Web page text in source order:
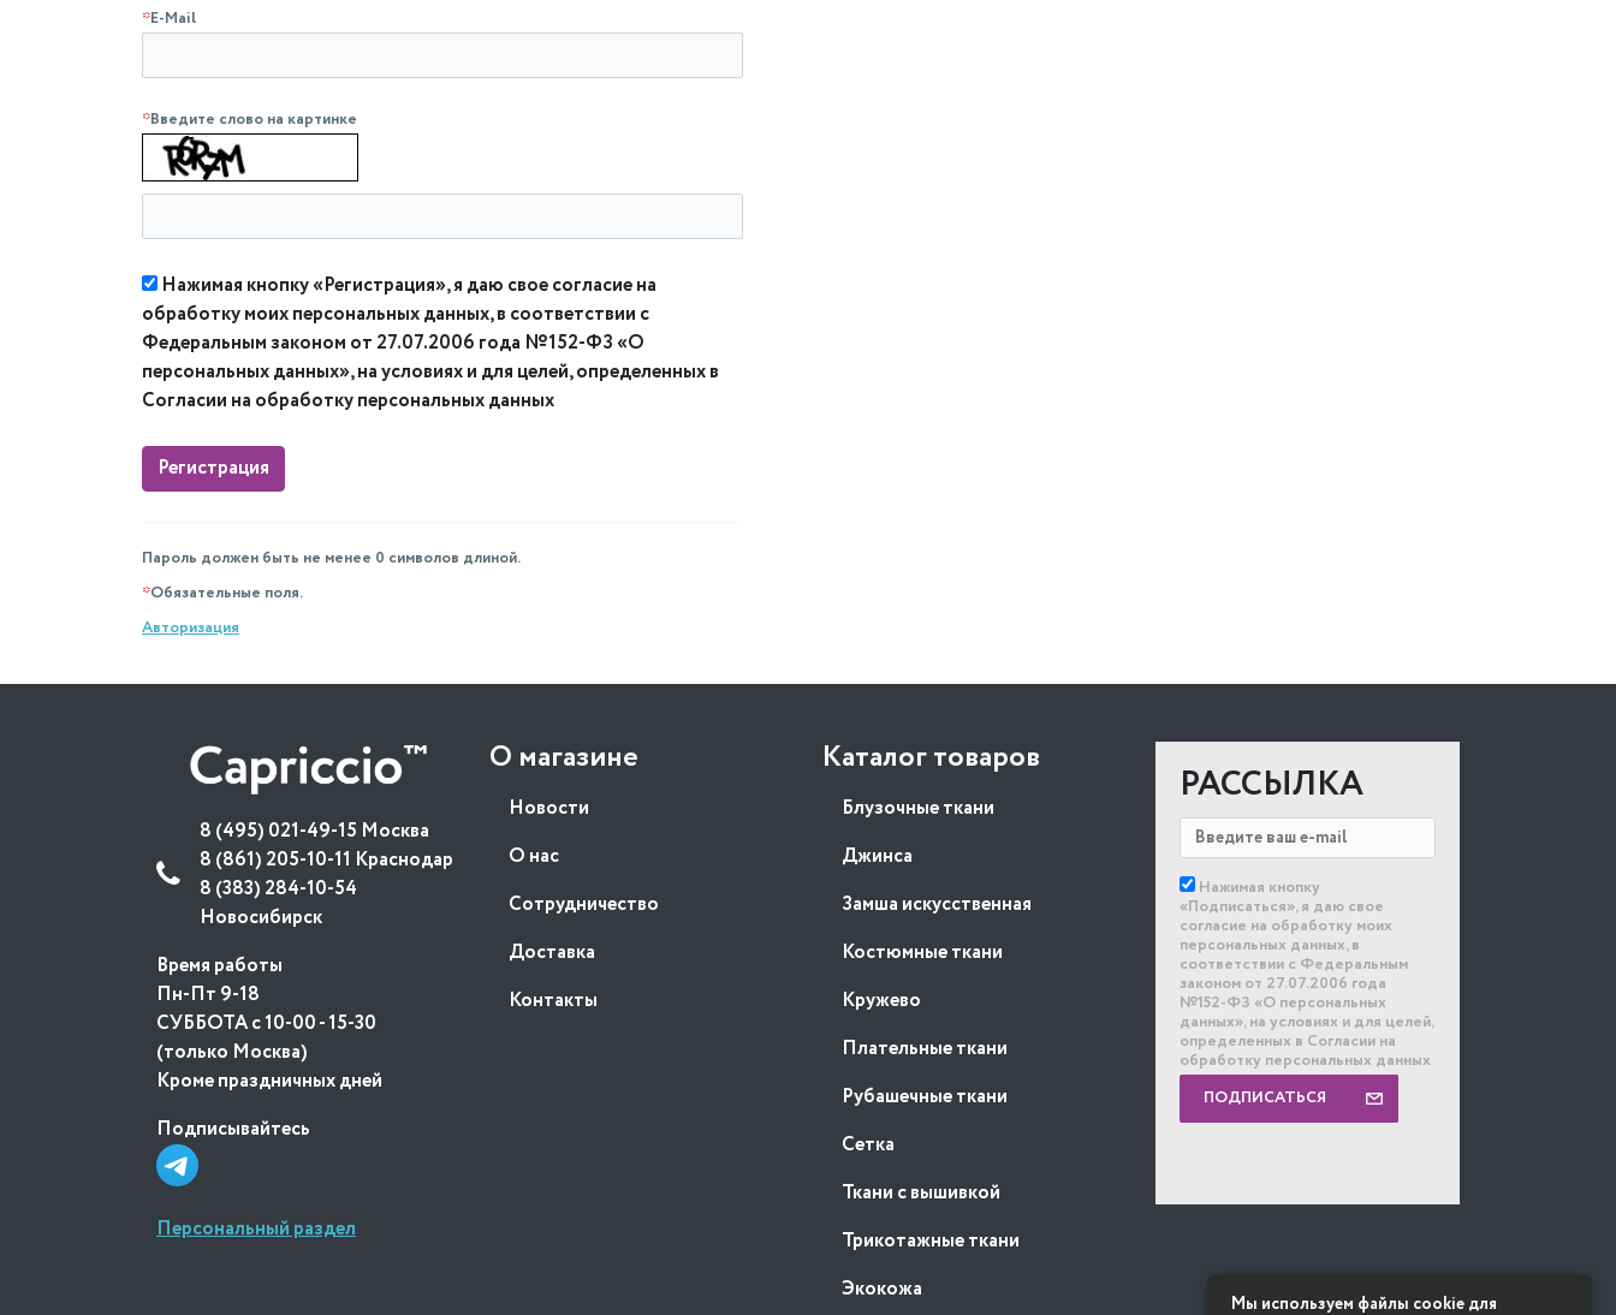
*E-Mail
*Введите слово на картинке
Нажимая кнопку «Регистрация», я даю свое согласие на
обработку моих персональных данных, в соответствии с
Федеральным законом от 27.07.2006 года №152-ФЗ «О
персональных данных», на условиях и для целей, определенных в
Согласии на обработку персональных данных
Пароль должен быть не менее 0 символов длиной.
*Обязательные поля.
Авторизация
О магазине
Новости
О нас
Сотрудничество
Доставка
Контакты
Каталог товаров
Блузочные ткани
Джинса
Замша искусственная
Костюмные ткани
Кружево
Плательные ткани
Рубашечные ткани
Сетка
Ткани с вышивкой
Трикотажные ткани
Экокожа
РАССЫЛКА
Нажимая кнопку
«Подписаться», я даю свое
согласие на обработку моих
персональных данных, в
соответствии с Федеральным
законом от 27.07.2006 года
№152-ФЗ «О персональных
данных», на условиях и для целей,
определенных в Согласии на
обработку персональных данных
ПОДПИСАТЬСЯ
8 (495) 021-49-15 Москва
8 (861) 205-10-11 Краснодар
8 (383) 284-10-54
Новосибирск
Время работы
Пн-Пт 9-18
СУББОТА с 10-00 - 15-30
(только Москва)
Кроме праздничных дней
Подписывайтесь
Персональный раздел
Мы используем файлы cookie для